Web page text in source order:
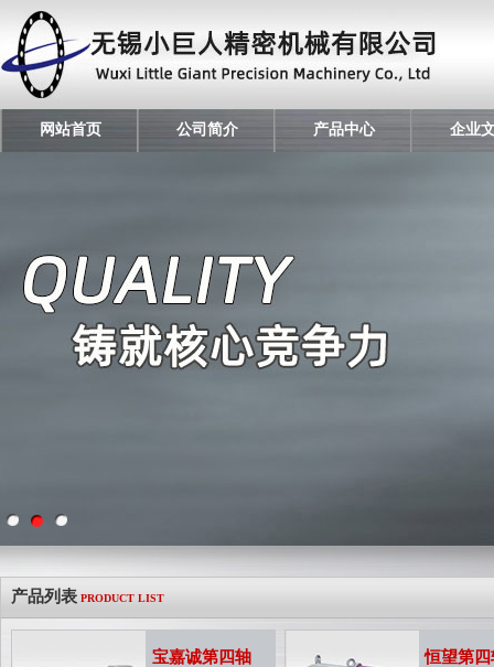
网站首页 公司简介 产品中心 企业
产品列表 PRODUCT LIST
宝嘉诚第四轴 恒望第